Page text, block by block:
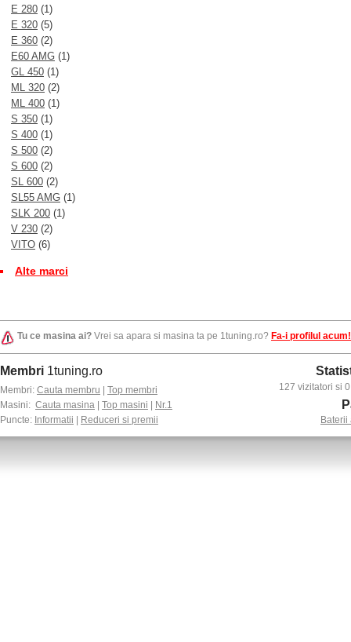
E 280 (1)
E 320 (5)
E 360 (2)
E60 AMG (1)
GL 450 (1)
ML 320 (2)
ML 400 (1)
S 350 (1)
S 400 (1)
S 500 (2)
S 600 (2)
SL 600 (2)
SL55 AMG (1)
SLK 200 (1)
V 230 (2)
VITO (6)
Alte marci
Tu ce masina ai? Vrei sa apara si masina ta pe 1tuning.ro? Fa-i profilul acum!
Membri 1tuning.ro
Membri: Cauta membru
Top membri
Masini: Cauta masina Top masini
Nr.1
Puncte: Informatii Reduceri si premii
127 vizitatori si